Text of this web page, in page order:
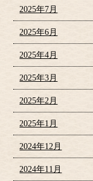
2025年7月
2025年6月
2025年4月
2025年3月
2025年2月
2025年1月
2024年12月
2024年11月